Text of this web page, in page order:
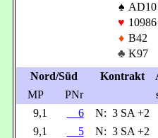
♠ AD10
♥ 10986
♦ B42
♣ K97
Nord/Süd
Kontrakt
MP
PNr
9,1
6 N: 3 SA +2
9,1
5 N: 3 SA +2